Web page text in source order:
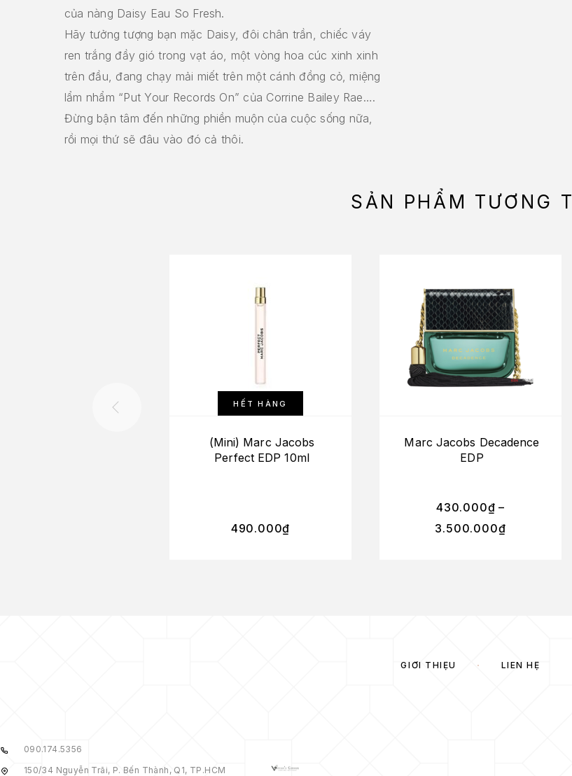
của nàng Daisy Eau So Fresh.
Hãy tưởng tượng bạn mặc Daisy, đôi chân trần, chiếc váy
ren trắng đầy gió trong vạt áo, một vòng hoa cúc xinh xinh
trên đầu, đang chạy mải miết trên một cánh đồng cỏ, miệng
lẩm nhẩm “Put Your Records On” của Corrine Bailey Rae….
Đừng bận tâm đến những phiền muộn của cuộc sống nữa,
rồi mọi thứ sẽ đâu vào đó cả thôi.
SẢN PHẨM TƯƠNG
HẾT HÀNG
(Mini) Marc Jacobs
Perfect EDP 10ml
490.000₫
Marc Jacobs Decadence
EDP
430.000₫ –
3.500.000₫
GIỚI THIỆU LIÊN HỆ
090.174.5356
150/34 Nguyễn Trãi, P. Bến Thành, Q1, TP.HCM